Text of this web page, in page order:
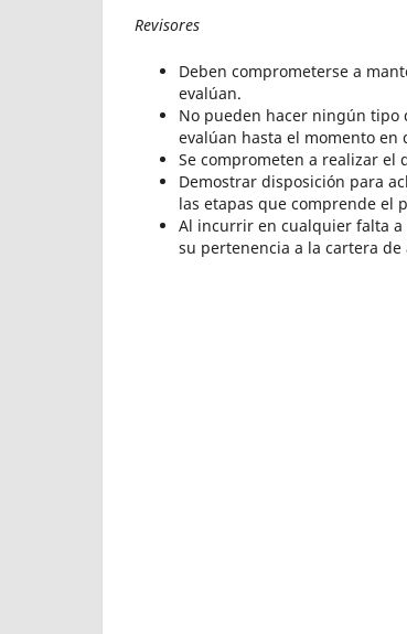
Revisores
Deben comprometerse a
evalúan.
No pueden hacer ningún
evalúan hasta el momento en
Se comprometen a realizar el
Demostrar disposición para
las etapas que comprende el
Al incurrir en cualquier falta a
su pertenencia a la cartera de